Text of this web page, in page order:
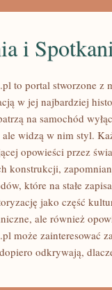
i
to portal stworzone z
w jej najbardziej
na samochód
ale widzą w nim styl.
opowieści przez
konstrukcji,
które na stałe
jako część
ale również
może zainteresować
odkrywają,